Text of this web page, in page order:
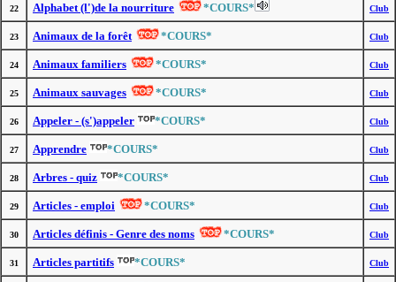
22 Alphabet (l')de la nourriture *COURS* Club
23 Animaux de la forêt *COURS* Club
24 Animaux familiers *COURS* Club
25 Animaux sauvages *COURS* Club
26 Appeler - (s')appeler *COURS* Club
27 Apprendre *COURS* Club
28 Arbres - quiz *COURS* Club
29 Articles - emploi *COURS* Club
30 Articles définis - Genre des noms *COURS* Club
31 Articles partitifs *COURS* Club